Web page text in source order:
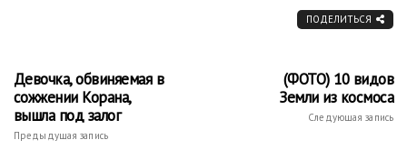
ПОДЕЛИТЬСЯ
Девочка, обвиняемая в
сожжении Корана,
вышла под залог
Предыдущая запись
(ФОТО) 10 видов
Земли из космоса
Следующая запись